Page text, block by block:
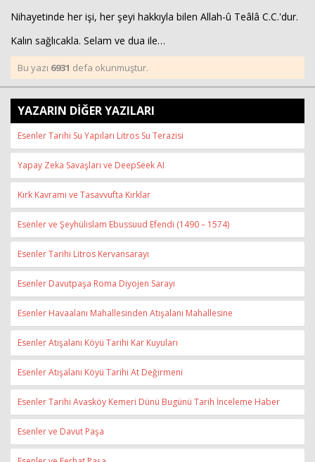
Nihayetinde her işi, her şeyi hakkıyla bilen Allah-û Teâlâ C.C.'dur.
Kalın sağlıcakla. Selam ve dua ile…
Bu yazı 6931 defa okunmuştur.
YAZARIN DİĞER YAZILARI
Esenler Tarihi Su Yapıları Litros Su Terazisi
Yapay Zeka Savaşları ve DeepSeek AI
Kırk Kavramı ve Tasavvufta Kırklar
Esenler ve Şeyhülislam Ebussuud Efendi (1490 – 1574)
Esenler Tarihi Litros Kervansarayı
Esenler Davutpaşa Roma Diyojen Sarayı
Esenler Havaalanı Mahallesinden Atışalanı Mahallesine
Esenler Atışalanı Köyü Tarihi Kar Kuyuları
Esenler Atışalanı Köyü Tarihi At Değirmeni
Esenler Tarihi Avasköy Kemeri Dünü Bugünü Tarih İnceleme Haber
Esenler ve Davut Paşa